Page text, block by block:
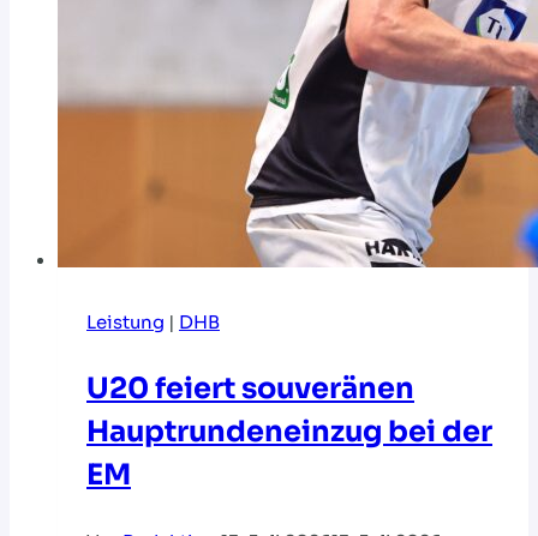
Leistung | DHB
U20 feiert souveränen
Hauptrundeneinzug bei der
EM